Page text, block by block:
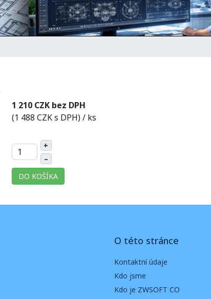
1 210 CZK bez DPH
(1 488 CZK s DPH)/ ks
+
–
DO KOŠÍKA
O této stránce
Kontaktní údaje
Kdo jsme
Kdo je ZWSOFT CO